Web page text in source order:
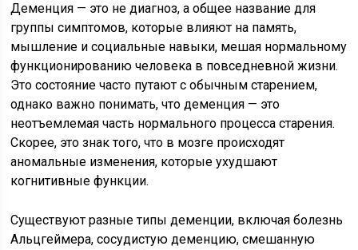
Деменция — это не диагноз, а общее название для
группы симптомов, которые влияют на память,
мышление и социальные навыки, мешая нормальному
функционированию человека в повседневной жизни.
Это состояние часто путают с обычным старением,
однако важно понимать, что деменция — это
неотъемлемая часть нормального процесса старения.
Скорее, это знак того, что в мозге происходят
аномальные изменения, которые ухудшают
когнитивные функции.
Существуют разные типы деменции, включая болезнь
Альцгеймера, сосудистую деменцию, смешанную